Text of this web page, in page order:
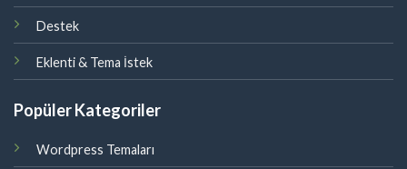
Destek
Eklenti & Tema İstek
Popüler Kategoriler
Wordpress Temaları